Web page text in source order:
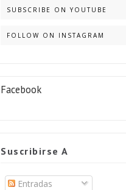
SUBSCRIBE ON YOUTUBE
FOLLOW ON INSTAGRAM
Facebook
Suscribirse A
Entradas